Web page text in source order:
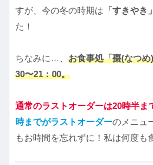
すが、今の冬の時期は 「すきやき」
た！
ちなみに…、 お食事処「棗(なつ
30〜21：00。
通常のラストオーダーは20時半ま
時までがラストオーダーのメニュ
もお時間を忘れずに！私は何度も